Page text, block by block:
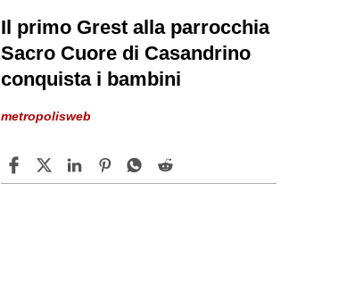
Il primo Grest alla parrocchia
Sacro Cuore di Casandrino
conquista i bambini
metropolisweb